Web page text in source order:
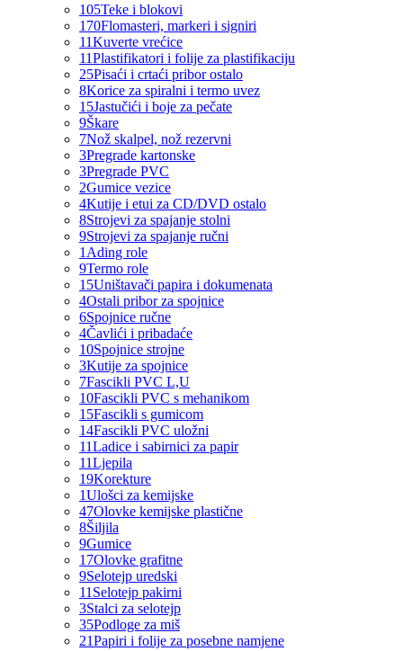
105Teke i blokovi
170Flomasteri, markeri i signiri
11Kuverte vrećice
11Plastifikatori i folije za plastifikaciju
25Pisaći i crtaći pribor ostalo
8Korice za spiralni i termo uvez
15Jastučići i boje za pečate
9Škare
7Nož skalpel, nož rezervni
3Pregrade kartonske
3Pregrade PVC
2Gumice vezice
4Kutije i etui za CD/DVD ostalo
8Strojevi za spajanje stolni
9Strojevi za spajanje ručni
1 Ading role
9Termo role
15Uništavači papira i dokumenata
4Ostali pribor za spojnice
6Spojnice ručne
4Čavlići i pribadaće
10Spojnice strojne
3Kutije za spojnice
7Fascikli PVC L,U
10Fascikli PVC s mehanikom
15Fascikli s gumicom
14Fascikli PVC uložni
11Ladice i sabirnici za papir
11Ljepila
19Korekture
1Ulošci za kemijske
47Olovke kemijske plastične
8Šiljila
9Gumice
17Olovke grafitne
9Selotejp uredski
11 Selotejp pakirni
3Stalci za selotejp
35Podloge za miš
21Papiri i folije za posebne namjene